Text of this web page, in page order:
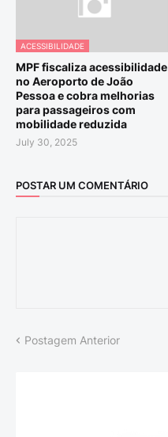
ACESSIBILIDADE
MPF fiscaliza acessibilidade
no Aeroporto de João
Pessoa e cobra melhorias
para passageiros com
mobilidade reduzida
July 30, 2025
POSTAR UM COMENTÁRIO
Postagem Anterior